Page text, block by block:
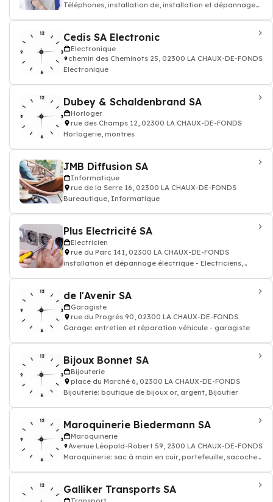
Téléphones, installation de, installation et dépannage
Cedis SA Electronic
Electronique
chemin des Cheminots 25, 02300 LA CHAUX-DE-FONDS
Electronique
Dubey & Schaldenbrand SA
Horloger
rue des Champs 12, 02300 LA CHAUX-DE-FONDS
Horlogerie, montres
JMB Diffusion SA
Informatique
rue de la Serre 16, 02300 LA CHAUX-DE-FONDS
Bureautique, Informatique
Plus Electricité SA
Electricien
rue du Parc 141, 02300 LA CHAUX-DE-FONDS
installation et dépannage électrique - Electriciens,
de l'Avenir SA
Garagiste
rue du Progrès 90, 02300 LA CHAUX-DE-FONDS
Garage: entretien et réparation véhicule - garagiste
Bijoux Bonnet SA
Bijouterie
place du Marché 6, 02300 LA CHAUX-DE-FONDS
Bijouterie: boutique de bijoux or, argent, Bijoutier
Maroquinerie Biedermann SA
Maroquinerie
Avenue Léopold-Robert 59, 2300 LA CHAUX-DE-FONDS
Maroquinerie: sac à main en cuir, portefeuille, sacoches,
Galliker Transports SA